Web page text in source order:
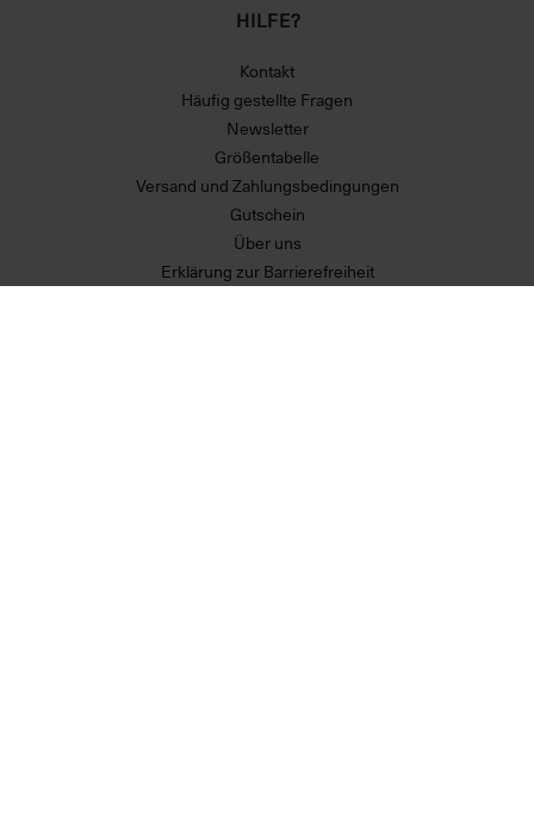
HILFE?
Kontakt
Häufig gestellte Fragen
Newsletter
Größentabelle
Versand und Zahlungsbedingungen
Gutschein
Über uns
Erklärung zur Barrierefreiheit